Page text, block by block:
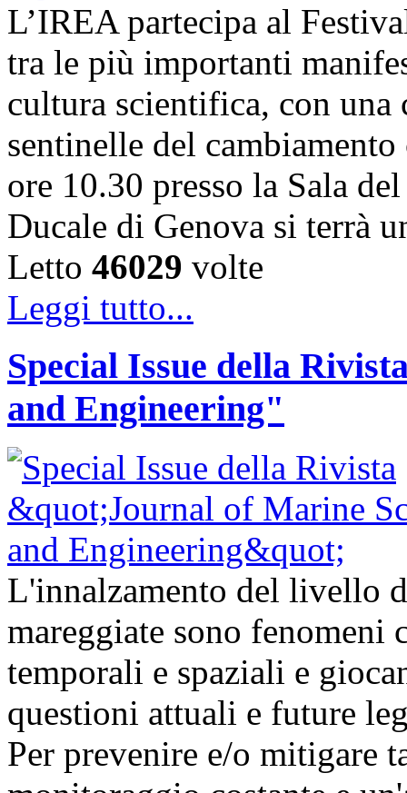
L’IREA partecipa al
tra le più importanti
cultura scientifica, con
sentinelle del
ore 10.30 presso la Sala
Ducale di Genova si terrà
Letto 46029 volte
Leggi tutto...
Special Issue della
and Engineering"
L'innalzamento del livello
mareggiate sono fenomeni
temporali e spaziali e
questioni attuali e future
Per prevenire e/o mitigare